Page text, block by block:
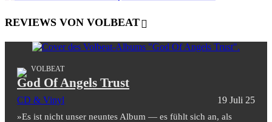
REVIEWS VON VOLBEAT
VOLBEAT
God Of Angels Trust
CD & Vinyl 19 Juli 25
»Es ist nicht unser neuntes Album — es fühlt sich an, als